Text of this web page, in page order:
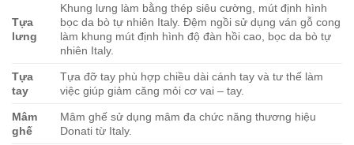
Tựa
lưng
Khung lưng làm bằng thép siêu cường, mút định hình
bọc da bò tự nhiên Italy. Đệm ngồi sử dụng ván gỗ cong
làm khung mút định hình độ đàn hồi cao, bọc da bò tự
nhiên Italy.
Tựa
tay
Tựa đỡ tay phù hợp chiều dài cánh tay và tư thế làm
việc giúp giảm căng mỏi cơ vai – tay.
Mâm
ghế
Mâm ghế sử dụng mâm đa chức năng thương hiệu
Donati từ Italy.